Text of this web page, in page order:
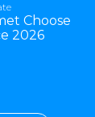
Choose
2026